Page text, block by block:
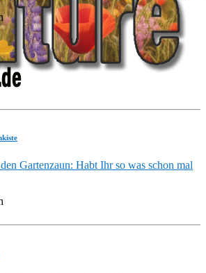
Gartenzaun: Habt Ihr so was schon mal